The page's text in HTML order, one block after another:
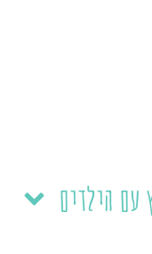
עם הילדים